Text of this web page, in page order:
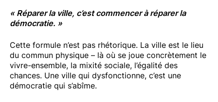
« Réparer la ville, c’est commencer à réparer la
démocratie. »
Cette formule n’est pas rhétorique. La ville est le lieu
du commun physique – là où se joue concrètement le
vivre-ensemble, la mixité sociale, l’égalité des
chances. Une ville qui dysfonctionne, c’est une
démocratie qui s’abîme.